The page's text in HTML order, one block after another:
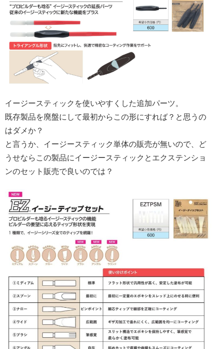
イージースティックを使いやすくした追加パーツ。
既存製品を廃盤にして最初からこの形にすれば？と思うの
はダメか？
と言うか、イージースティック単体の販売が無いので、ど
うせならこの製品にイージースティックとエクステンショ
ンのセット販売で良いのでは？